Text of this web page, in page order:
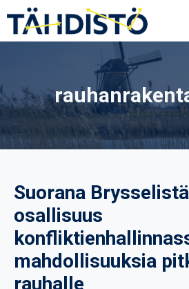
sisältöön
Suorana
osallisuus
mahdollisuuksia
rauhalle